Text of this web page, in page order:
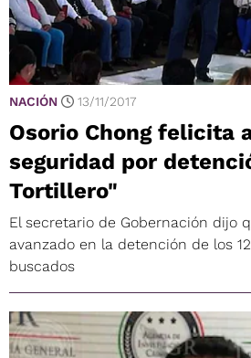
NACIÓN 13/11/2017
Osorio Chong felicita
seguridad por
Tortillero"
El secretario de Gobernación dijo
avanzado en la detención de los
buscados